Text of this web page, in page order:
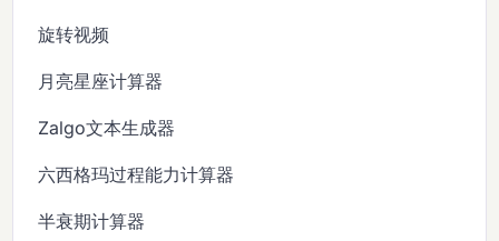
旋转视频
月亮星座计算器
Zalgo文本生成器
六西格玛过程能力计算器
半衰期计算器